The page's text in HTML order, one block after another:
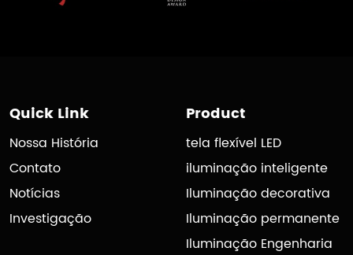
Quick Link
Nossa História
Contato
Notícias
Investigação
Product
tela flexível LED
iluminação inteligente
Iluminação decorativa
Iluminação permanente
Iluminação Engenharia